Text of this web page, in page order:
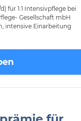
für 1:1 Intensivpflege bei
Gesellschaft mbH
intensive Einarbeitung